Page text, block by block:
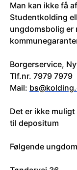
Man kan ikke få
Studentkolding
ungdomsbolig er
Borgerservice,
Tlf.nr. 7979 7979
Mail:
Det er ikke
til depositum
Følgende